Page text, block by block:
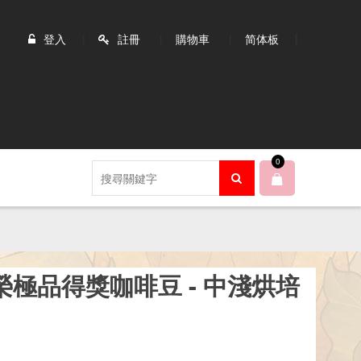
註冊 購物車 简体板
登入
0
極品得獎咖啡豆 - 中淺烘培